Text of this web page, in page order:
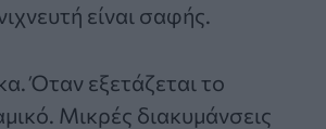
είναι σαφής.
Όταν εξετάζεται το
Μικρές διακυμάνσεις